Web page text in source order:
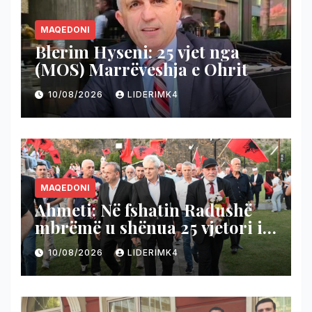
MAQEDONI
Blerim Hyseni: 25 vjet nga
(MOS) Marrëveshja e Ohrit
10/08/2026 LIDERIMK4
MAQEDONI
Ahmeti: Në fshatin Radushë
mbrëmë u shënua 25 vjetori i
Brigadës 115
10/08/2026 LIDERIMK4